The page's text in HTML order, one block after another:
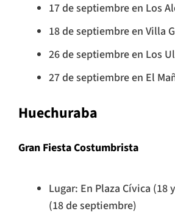
17 de septiembre en Los
18 de septiembre en Villa
26 de septiembre en Los
27 de septiembre en El
Huechuraba
Gran Fiesta Costumbrista
Lugar: En Plaza Cívica (18
(18 de septiembre)